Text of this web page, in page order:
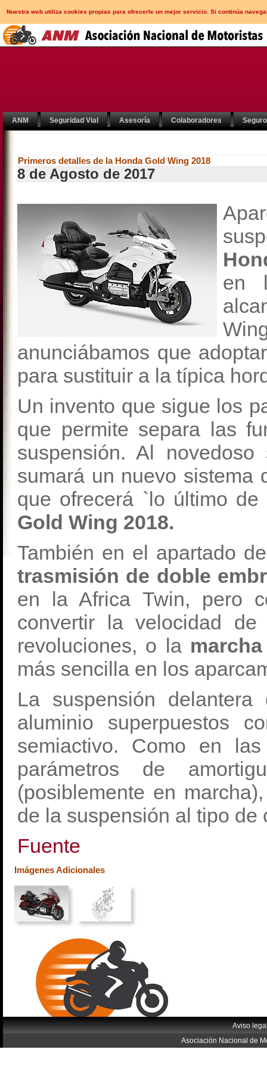
Nuestra web utiliza cookies propias para ofrecerle un mejor servicio. Si continúa
ANM Seguridad Vial Asesoría Colaboradores
Primeros detalles de la Honda Gold Wing 2018
8 de Agosto de 2017
en
anunciábamos que
para sustituir a la típica
Un invento que sigue los
que permite separa las
suspensión. Al
sumará un nuevo sistema
que ofrecerá `lo último
Gold Wing 2018.
También en el apartado
trasmisión de doble
en la Africa Twin, pero
convertir la velocidad
revoluciones, o la
más sencilla en los
La suspensión
aluminio superpuestos
semiactivo. Como en
parámetros de
(posiblemente en
de la suspensión al tipo de
Fuente
Imágenes Adicionales
Aviso
Asociación Nacional de